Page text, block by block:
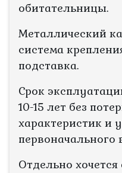
обитательницы.
Металлический
система
подставка.
Срок
10-15 лет без
характеристик и
первоначального
Отдельно хочется